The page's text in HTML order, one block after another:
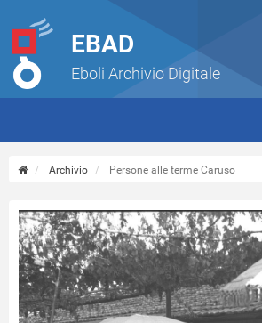
EBAD
Eboli Archivio Digitale
Archivio Persone alle terme Caruso